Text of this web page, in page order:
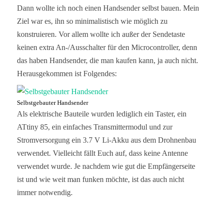
Dann wollte ich noch einen Handsender selbst bauen. Mein
Ziel war es, ihn so minimalistisch wie möglich zu
konstruieren. Vor allem wollte ich außer der Sendetaste
keinen extra An-/Ausschalter für den Microcontroller, denn
das haben Handsender, die man kaufen kann, ja auch nicht.
Herausgekommen ist Folgendes:
Selbstgebauter Handsender
Als elektrische Bauteile wurden lediglich ein Taster, ein
ATtiny 85, ein einfaches Transmittermodul und zur
Stromversorgung ein 3.7 V Li-Akku aus dem Drohnenbau
verwendet. Vielleicht fällt Euch auf, dass keine Antenne
verwendet wurde. Je nachdem wie gut die Empfängerseite
ist und wie weit man funken möchte, ist das auch nicht
immer notwendig.